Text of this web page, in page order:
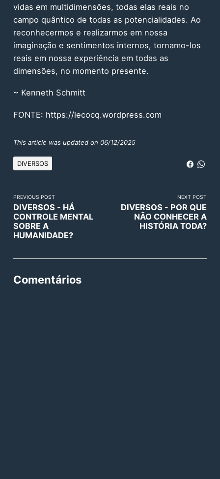
vidas em multidimensões, todas elas reais no
campo quântico de todas as potencialidades. Ao
reconhecermos e realizarmos em nossa
imaginação e sentimentos internos, tornamo-los
reais em nossa experiência em todas as
dimensões, no momento presente.
~ Kenneth Schmitt
FONTE: https://lecocq.wordpress.com
This article was updated on 06/12/2025
DIVERSOS
PREVIOUS POST
DIVERSOS - HÁ
CONTROLE MENTAL
SOBRE A
HUMANIDADE?
NEXT POST
DIVERSOS - POR QUE
NÃO CONHECER A
HISTÓRIA TODA?
Comentários